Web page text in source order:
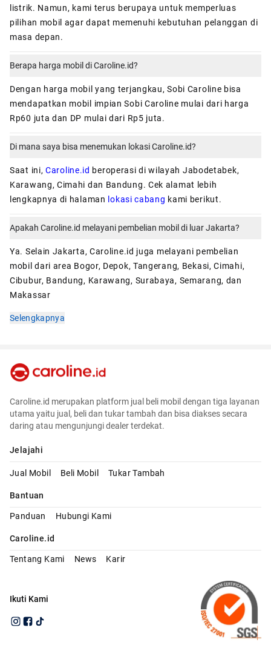
listrik. Namun, kami terus berupaya untuk memperluas
pilihan mobil agar dapat memenuhi kebutuhan pelanggan di
masa depan.
Berapa harga mobil di Caroline.id?
Dengan harga mobil yang terjangkau, Sobi Caroline bisa
mendapatkan mobil impian Sobi Caroline mulai dari harga
Rp60 juta dan DP mulai dari Rp5 juta.
Di mana saya bisa menemukan lokasi Caroline.id?
Saat ini,Caroline.id beroperasi di wilayah Jabodetabek,
Karawang, Cimahi dan Bandung. Cek alamat lebih
lengkapnya di halaman lokasi cabang kami berikut.
Apakah Caroline.id melayani pembelian mobil di luar Jakarta?
Ya. Selain Jakarta, Caroline.id juga melayani pembelian
mobil dari area Bogor, Depok, Tangerang, Bekasi, Cimahi,
Cibubur, Bandung, Karawang, Surabaya, Semarang, dan
Makassar
Selengkapnya
Caroline.id merupakan platform jual beli mobil dengan tiga layanan
utama yaitu jual, beli dan tukar tambah dan bisa diakses secara
daring atau mengunjungi dealer terdekat.
Jelajahi
Jual Mobil Beli Mobil Tukar Tambah
Bantuan
Panduan Hubungi Kami
Caroline.id
Tentang Kami News Karir
Ikuti Kami